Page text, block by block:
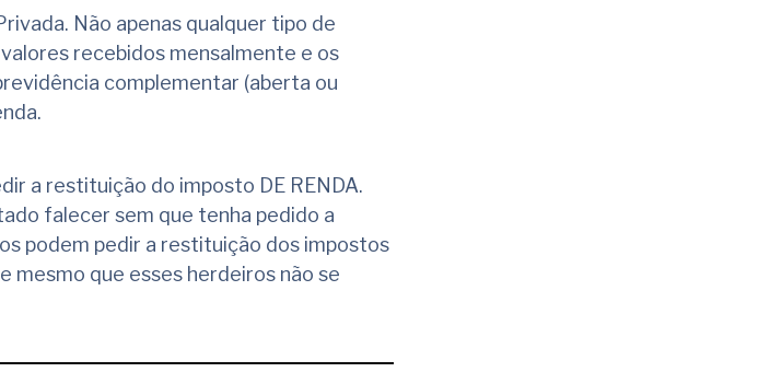
Não apenas qualquer tipo de
recebidos mensalmente e os
complementar (aberta ou
a restituição do imposto DE RENDA.
falecer sem que tenha pedido a
podem pedir a restituição dos impostos
mesmo que esses herdeiros não se